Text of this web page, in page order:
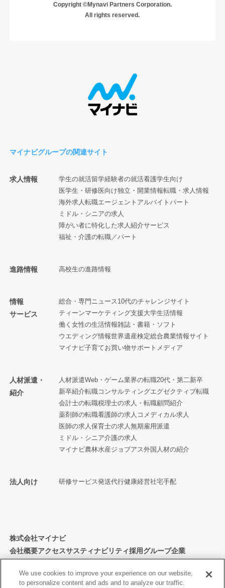
Copyright ©Mynavi Partners Corporation.
All rights reserved.
マイナビグループの関連サイト
求人情報 学生の就活留学経験者の就活看護学生向け
医学生・研修医向け独立・開業情報転職・求人情報
海外求人 転職エージェント アルバイト パート
ミドル・シニアの求人
障がい者に特化した求人紹介サービス
福祉・介護の転職／パート
進路情報 高校生の進路情報
情報
サービス
総合・専門ニュース 10代のチャレンジサイト
ティーンマーケティング支援大学生活情報
働く女性の生活情報雑誌・書籍・ソフト
ウエディング情報世界遺産検定総合農業情報サイト
マイナビ子育てお買い物サポートメディア
人材派遣・
紹介
人材派遣Web・ゲーム業界の転職20代・第二新卒
新卒紹介転職コンサルティングエグゼクティブ転職
会計士の転職税理士の求人・転職顧問紹介
薬剤師の転職看護師の求人 コメディカル求人
医師の求人 保育士の求人 無期雇用派遣
ミドル・シニア介護の求人
マイナビ農林水産ジョブアス外国人材の紹介
法人向け 研修サービス発送代行健康経営社宅手配
株式会社マイナビ
会社概要アクセスサスティナビリティ採用グループ企業
We use cookies to improve your experience on our website,
to personalize content and ads and to analyze our traffic.